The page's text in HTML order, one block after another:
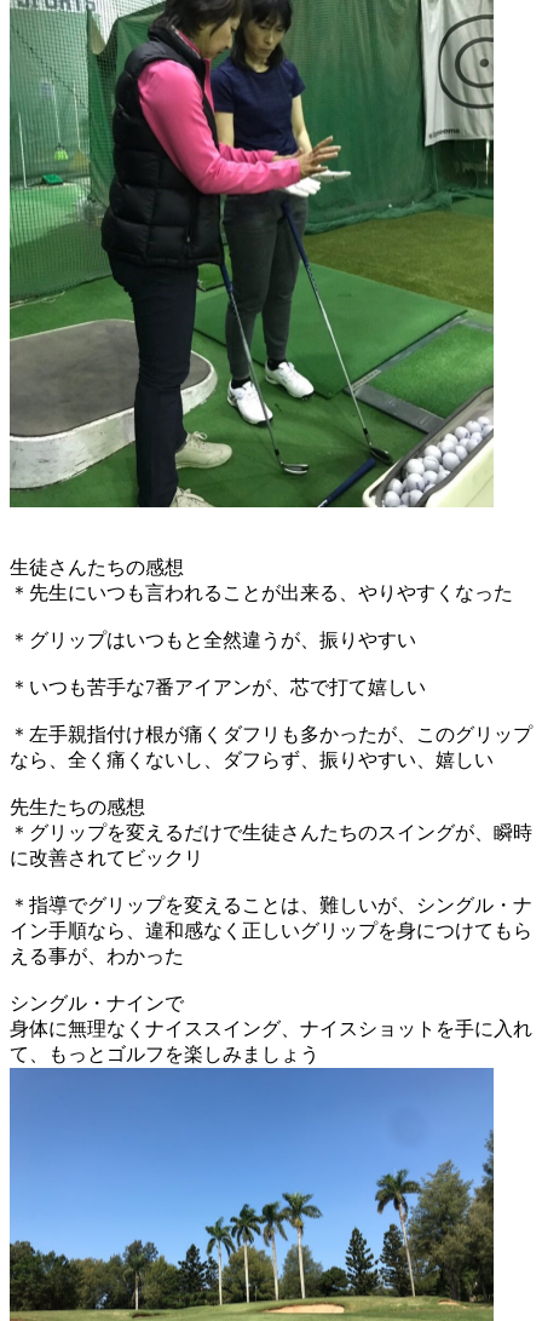
生徒さんたちの感想
＊先生にいつも言われることが出来る、やりやすくなった
＊グリップはいつもと全然違うが、振りやすい
＊いつも苦手な7番アイアンが、芯で打て嬉しい
＊左手親指付け根が痛くダフリも多かったが、このグリップ
なら、全く痛くないし、ダフらず、振りやすい、嬉しい
先生たちの感想
＊グリップを変えるだけで生徒さんたちのスイングが、瞬時
に改善されてビックリ
＊指導でグリップを変えることは、難しいが、シングル・ナ
イン手順なら、違和感なく正しいグリップを身につけてもら
える事が、わかった
シングル・ナインで
身体に無理なくナイススイング、ナイスショットを手に入れ
て、もっとゴルフを楽しみましょう